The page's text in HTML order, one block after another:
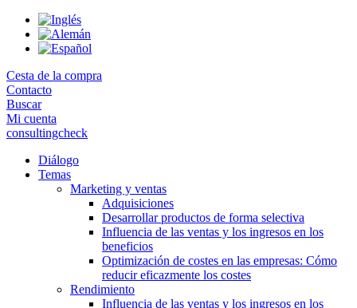
Skip
Cesta de la compra
Contacto
Buscar
Mi cuenta
consultingcheck
Diálogo
Temas
Marketing y ventas
Adquisiciones
Desarrollar productos de forma selectiva
Influencia de las ventas y los ingresos en los
beneficios
Optimización de costes en las empresas: Cómo
reducir eficazmente los costes
Rendimiento
Influencia de las ventas y los ingresos en los